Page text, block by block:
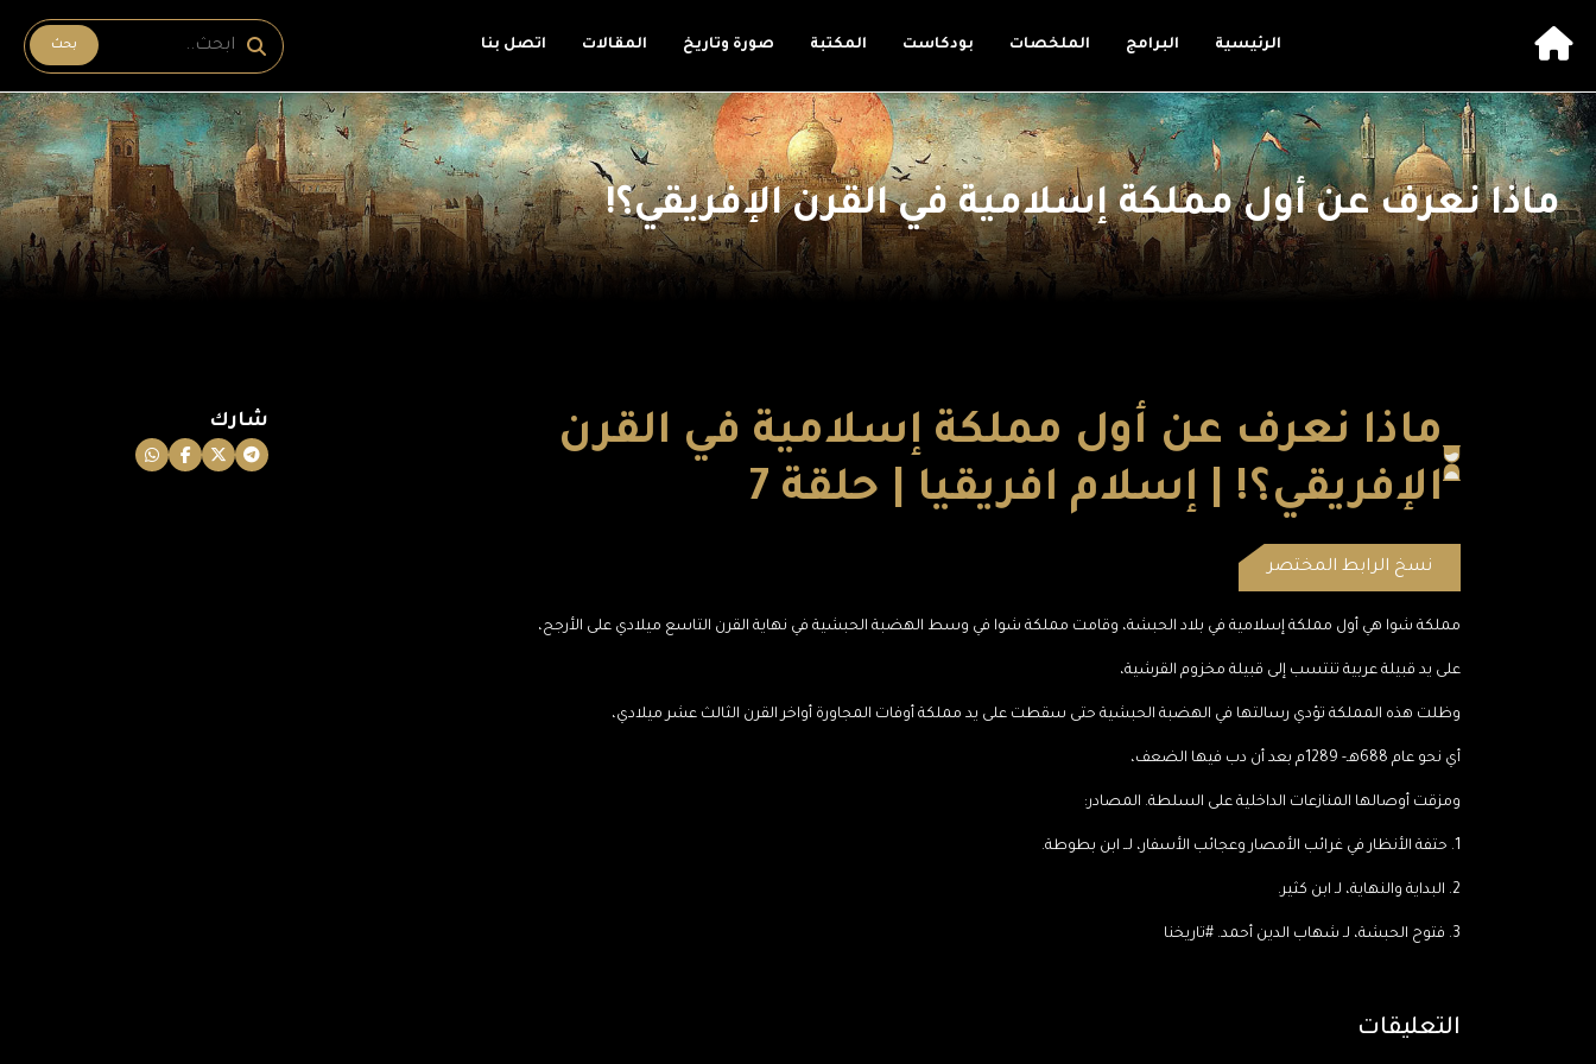
الرئيسية البرامج الملخصات بودكاست المكتبة صورة وتاريخ المقالات اتصل بنا بحث
ماذا نعرف عن أول مملكة إسلامية في القرن الإفريقي؟!
ماذا نعرف عن أول مملكة إسلامية في القرن
الإفريقي؟! | إسلام افريقيا | حلقة 7
نسخ الرابط المختصر
مملكة شوا هي أول مملكة إسلامية في بلاد الحبشة، وقامت مملكة شوا في وسط الهضبة الحبشية في نهاية القرن التاسع ميلادي على الأرجح،
على يد قبيلة عربية تنتسب إلى قبيلة مخزوم القرشية،
وظلت هذه المملكة تؤدي رسالتها في الهضبة الحبشية حتى سقطت على يد مملكة أوفات المجاورة أواخر القرن الثالث عشر ميلادي،
أي نحو عام 688هـ- 1289م بعد أن دب فيها الضعف،
ومزقت أوصالها المنازعات الداخلية على السلطة. المصادر:
1. حتفة الأنظار في غرائب الأمصار وعجائب الأسفار، لــ ابن بطوطة.
2. البداية والنهاية، لـ ابن كثير.
3. فتوح الحبشة، لـ شهاب الدين أحمد. #تاريخنا
شارك
التعليقات